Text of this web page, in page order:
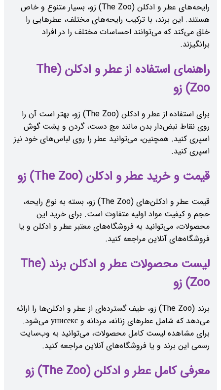
رایحه‌های عطر و ادکلن (The Zoo) زو، بسیار متنوع و خاص
هستند. این برند، با ترکیب رایحه‌های مختلف، عطرهایی را
خلق می‌کند که می‌توانند احساسات مختلف را در افراد
برانگیزند.
راهنمای استفاده از عطر و ادکلن (The
Zoo) زو
برای استفاده از عطر و ادکلن (The Zoo) زو، بهتر است آن را
روی نقاط نبض‌دار بدن مانند مچ دست، گردن و پشت گوش
اسپری کنید. همچنین، می‌توانید عطر را روی لباس‌های خود نیز
اسپری کنید.
قیمت و خرید عطر و ادکلن (The Zoo) زو
قیمت عطر و ادکلن‌های (The Zoo) زو، بسته به نوع رایحه،
حجم و کیفیت مواد اولیه متفاوت است. برای خرید این
محصولات، می‌توانید به فروشگاه‌های معتبر عطر و ادکلن و یا
فروشگاه‌های آنلاین مراجعه کنید.
لیست محصولات عطر و ادکلن برند (The
Zoo) زو
برند (The Zoo) زو، طیف گسترده‌ای از عطر و ادکلن‌ها را ارائه
می‌دهد که شامل عطرهای زنانه، مردانه و унисекс می‌شود.
برای مشاهده لیست کامل محصولات، می‌توانید به وب‌سایت
رسمی این برند و یا فروشگاه‌های آنلاین مراجعه کنید.
معرفی کامل عطر و ادکلن (The Zoo) زو